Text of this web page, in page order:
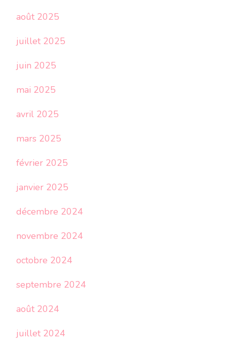
août 2025
juillet 2025
juin 2025
mai 2025
avril 2025
mars 2025
février 2025
janvier 2025
décembre 2024
novembre 2024
octobre 2024
septembre 2024
août 2024
juillet 2024